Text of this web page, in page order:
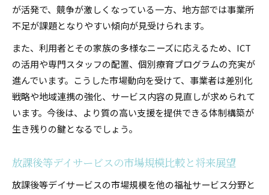
業界動向を踏まえたリスク対策の重要性
が活発で、競争が激しくなっている一方、地方部では事業所
不足が課題となりやすい傾向が見受けられます。
また、利用者とその家族の多様なニーズに応えるため、ICT
の活用や専門スタッフの配置、個別療育プログラムの充実が
進んでいます。こうした市場動向を受けて、事業者は差別化
戦略や地域連携の強化、サービス内容の見直しが求められて
います。今後は、より質の高い支援を提供できる体制構築が
生き残りの鍵となるでしょう。
放課後等デイサービスの市場規模比較と将来展望
放課後等デイサービスの市場規模を他の福祉サービス分野と